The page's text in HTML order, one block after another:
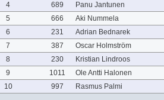
4
689
Panu Jantunen
5
666
Aki Nummela
6
231
Adrian Bednarek
7
387
Oscar Holmström
8
230
Kristian Lindroos
9
1011
Ole Antti Halonen
10
997 Rasmus Palmi